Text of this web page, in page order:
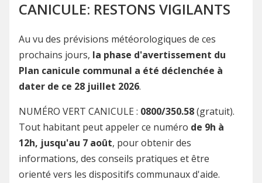
CANICULE: RESTONS VIGILANTS
Au vu des prévisions météorologiques de ces
prochains jours, la phase d'avertissement du
Plan canicule communal a été déclenchée à
dater de ce 28 juillet 2026.
NUMÉRO VERT CANICULE : 0800/350.58(gratuit).
Tout habitant peut appeler ce numéro de 9h à
12h, jusqu'au 7 août, pour obtenir des
informations, des conseils pratiques et être
orienté vers les dispositifs communaux d'aide.